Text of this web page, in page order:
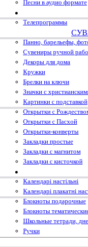
Песни в аудио формате
Телепрограммы
Панно, барельефы,
Сувениры ручной
Декоры для дома
Кружки
Брелки на ключи
Значки с
Картинки с подставкой
Открытки с
Открытки с Пасхой
Открытки-конверты
Закладки простые
Закладки с магнитом
Закладки с кисточкой
Календарі настільні
Календарі плакатні
Блокноты подарочные
Блокноты
Школьные тетради,
Ручки